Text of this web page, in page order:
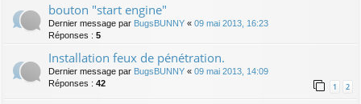
bouton "start engine"
Dernier message par BugsBUNNY « 09 mai 2013, 16:23
Réponses : 5
Installation feux de pénétration.
Dernier message par BugsBUNNY « 09 mai 2013, 14:09
Réponses : 42 1 2